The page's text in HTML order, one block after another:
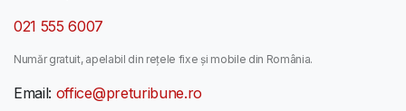
021 555 6007
Număr gratuit, apelabil din rețele fixe și mobile din România.
Email: office@preturibune.ro